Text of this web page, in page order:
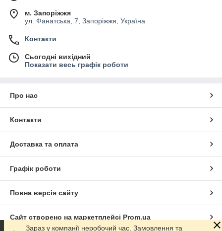
м. Запоріжжя
ул. Фанатська, 7, Запоріжжя, Україна
Контакти
Сьогодні вихідний
Показати весь графік роботи
Про нас
Контакти
Доставка та оплата
Графік роботи
Повна версія сайту
Сайт створено на маркетплейсі Prom.ua
Зараз у компанії неробочий час. Замовлення та